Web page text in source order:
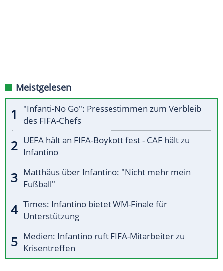
Meistgelesen
"Infanti-No Go": Pressestimmen zum Verbleib
des FIFA-Chefs
UEFA hält an FIFA-Boykott fest - CAF hält zu
Infantino
Matthäus über Infantino: "Nicht mehr mein
Fußball"
Times: Infantino bietet WM-Finale für
Unterstützung
Medien: Infantino ruft FIFA-Mitarbeiter zu
Krisentreffen